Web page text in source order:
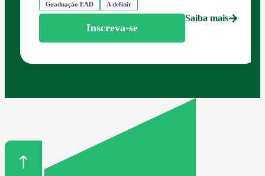
Graduação EAD A definir
Inscreva-se
Saiba mais